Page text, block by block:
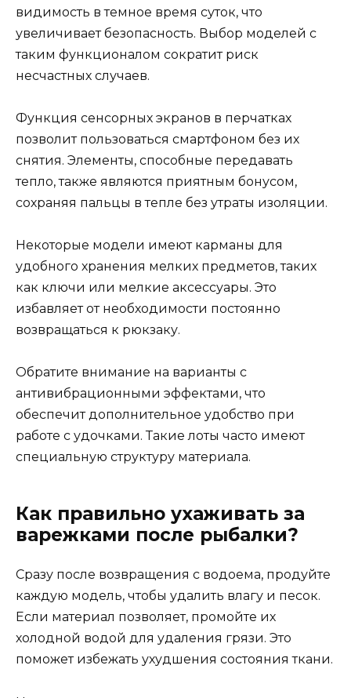
видимость в темное время суток, что
увеличивает безопасность. Выбор моделей с
таким функционалом сократит риск
несчастных случаев.
Функция сенсорных экранов в перчатках
позволит пользоваться смартфоном без их
снятия. Элементы, способные передавать
тепло, также являются приятным бонусом,
сохраняя пальцы в тепле без утраты изоляции.
Некоторые модели имеют карманы для
удобного хранения мелких предметов, таких
как ключи или мелкие аксессуары. Это
избавляет от необходимости постоянно
возвращаться к рюкзаку.
Обратите внимание на варианты с
антивибрационными эффектами, что
обеспечит дополнительное удобство при
работе с удочками. Такие лоты часто имеют
специальную структуру материала.
Как правильно ухаживать за
варежками после рыбалки?
Сразу после возвращения с водоема, продуйте
каждую модель, чтобы удалить влагу и песок.
Если материал позволяет, промойте их
холодной водой для удаления грязи. Это
поможет избежать ухудшения состояния ткани.